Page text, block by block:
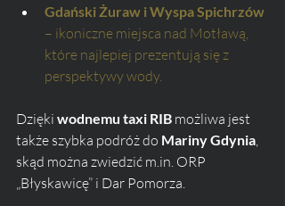
Gdański Żuraw i Wyspa Spichrzów
– ikoniczne miejsca nad Motławą,
które najlepiej prezentują się z
perspektywy wody.
Dzięki wodnemu taxi RIB możliwa jest
także szybka podróż do Mariny Gdynia
skąd można zwiedzić m.in. ORP
„Błyskawicę” i Dar Pomorza.